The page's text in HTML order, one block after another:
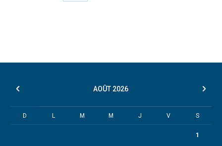
AOÛT 2026
D L M M J V S
1